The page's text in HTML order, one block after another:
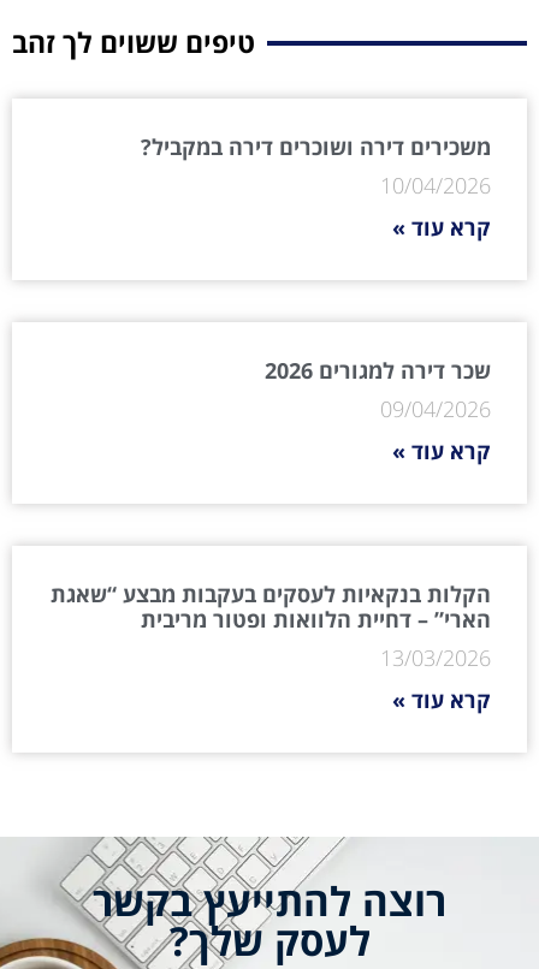
טיפים ששוים לך זהב
משכירים דירה ושוכרים דירה במקביל?
10/04/2026
קרא עוד »
שכר דירה למגורים 2026
09/04/2026
קרא עוד »
הקלות בנקאיות לעסקים בעקבות מבצע “שאגת
הארי” – דחיית הלוואות ופטור מריבית
13/03/2026
קרא עוד »
רוצה להתייעץ בקשר
לעסק שלך?